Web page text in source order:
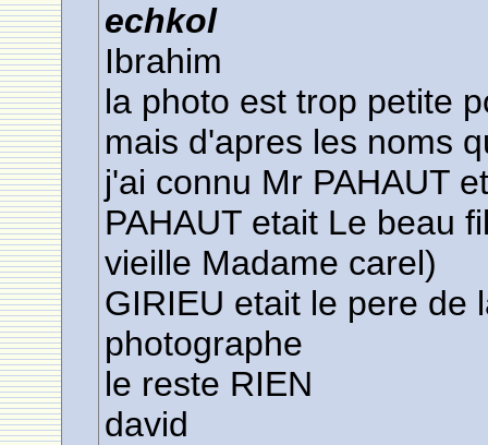
echkol
Ibrahim
la photo est trop petite
mais d'apres les noms
j'ai connu Mr PAHAUT
PAHAUT etait Le beau
vieille Madame carel)
GIRIEU etait le pere de
photographe
le reste RIEN
david